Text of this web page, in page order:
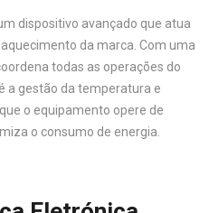
dispositivo avançado que atua
da marca. Com uma
todas as operações do
a gestão da temperatura e
o equipamento opere de
o consumo de energia.